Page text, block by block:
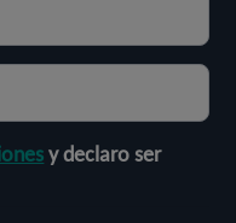
y declaro ser